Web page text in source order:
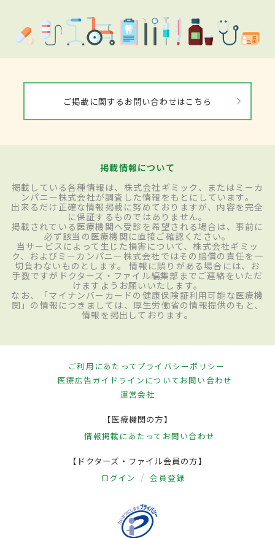
ご掲載に関するお問い合わせはこちら
掲載情報について
掲載している各種情報は、株式会社ギミック、またはミーカ
ンパニー株式会社が調査した情報をもとにしています。
出来るだけ正確な情報掲載に努めておりますが、内容を完全
に保証するものではありません。
掲載されている医療機関へ受診を希望される場合は、事前に
必ず該当の医療機関に直接ご確認ください。
当サービスによって生じた損害について、株式会社ギミッ
ク、およびミーカンパニー株式会社ではその賠償の責任を一
切負わないものとします。 情報に誤りがある場合には、お
手数ですがドクターズ・ファイル編集部までご連絡をいただ
けますようお願いいたします。
なお、「マイナンバーカードの健康保険証利用可能な医療機
関」の情報につきましては、厚生労働省の情報提供のもと、
情報を掲出しております。
ご利用にあたってプライバシーポリシー
医療広告ガイドラインについてお問い合わせ
運営会社
【医療機関の方】
情報掲載にあたって お問い合わせ
【ドクターズ・ファイル会員の方】
ログイン 会員登録